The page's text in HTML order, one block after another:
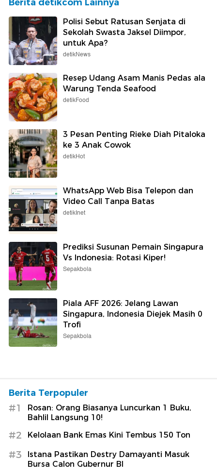
Berita detikcom Lainnya
Polisi Sebut Ratusan Senjata di
Sekolah Swasta Jaksel Diimpor,
untuk Apa?
detikNews
Resep Udang Asam Manis Pedas ala
Warung Tenda Seafood
detikFood
3 Pesan Penting Rieke Diah Pitaloka
ke 3 Anak Cowok
detikHot
WhatsApp Web Bisa Telepon dan
Video Call Tanpa Batas
detikInet
Prediksi Susunan Pemain Singapura
Vs Indonesia: Rotasi Kiper!
Sepakbola
Piala AFF 2026: Jelang Lawan
Singapura, Indonesia Diejek Masih 0
Trofi
Sepakbola
Berita Terpopuler
#1
Rosan: Orang Biasanya Luncurkan 1 Buku,
Bahlil Langsung 10!
#2 Kelolaan Bank Emas Kini Tembus 150 Ton
#3
Istana Pastikan Destry Damayanti Masuk
Bursa Calon Gubernur BI